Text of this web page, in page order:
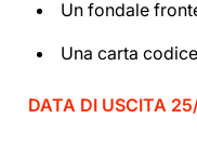
Un fondale
Una carta
DATA DI USCITA